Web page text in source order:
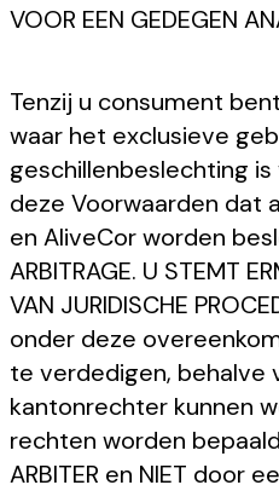
VOOR EEN GEDEGEN
Tenzij u consument
waar het exclusieve
geschillenbeslechting
deze Voorwaarden dat
en AliveCor worden
ARBITRAGE. U STEMT
VAN JURIDISCHE
onder deze
te verdedigen, behalve
kantonrechter kunnen
rechten worden
ARBITER en NIET door